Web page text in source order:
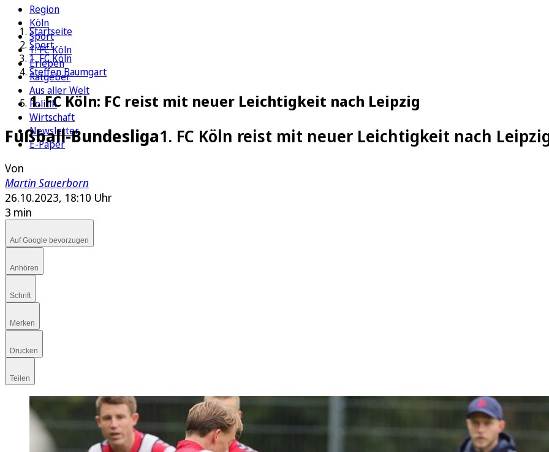
Region
Köln
Sport
1. FC Köln
Erleben
Ratgeber
Aus aller Welt
Politik
Wirtschaft
Newsletter
E-Paper
Startseite
Sport
1. FC Köln
Steffen Baumgart
1. FC Köln: FC reist mit neuer Leichtigkeit nach Leipzig
Fußball-Bundesliga1. FC Köln reist mit neuer Leichtigkeit nach
Von
Martin Sauerborn
26.10.2023, 18:10 Uhr
3 min
Auf Google bevorzugen
Anhören
Schrift
Merken
Drucken
Teilen